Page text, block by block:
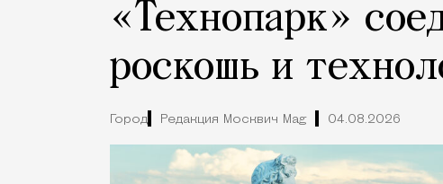
«Технопарк»
роскошь и
Город Редакция Москвич Mag 04.08.2026